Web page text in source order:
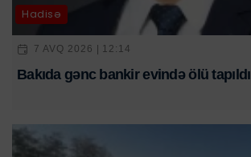
Hadisə
7 AVQ 2026 | 12:14
Bakıda gənc bankir evində ölü tapıldı